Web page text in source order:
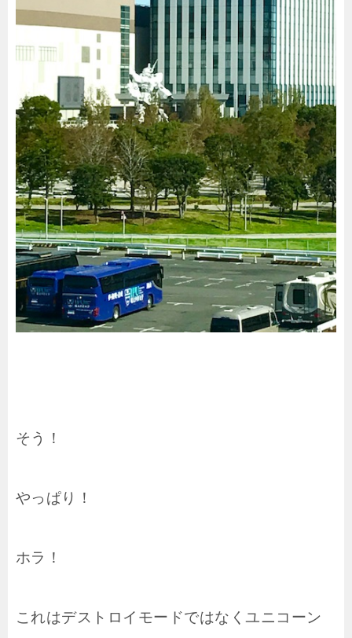
そう！
やっぱり！
ホラ！
これはデストロイモードではなくユニコーン